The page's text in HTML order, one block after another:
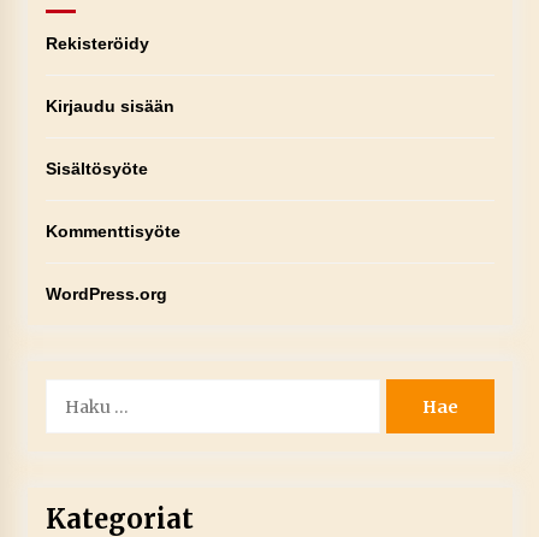
Rekisteröidy
Kirjaudu sisään
Sisältösyöte
Kommenttisyöte
WordPress.org
Kategoriat